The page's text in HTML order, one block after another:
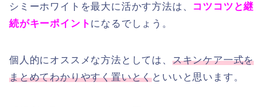
シミーホワイトを最大に活かす方法は、 コツコツと継
続がキーポイント になるでしょう。
個人的にオススメな方法としては、 スキンケア一式を
まとめてわかりやすく置いとくといいと思います。